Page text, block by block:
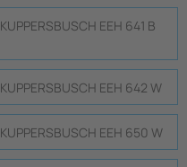
KUPPERSBUSCH EEH 641 B
KUPPERSBUSCH EEH 642 W
KUPPERSBUSCH EEH 650 W